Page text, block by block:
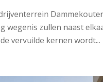
wegenis zullen naast
vervuilde kernen wordt...